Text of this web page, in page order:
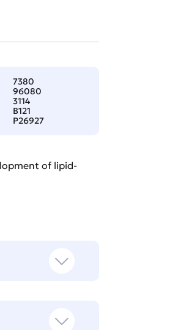
7380
96080
3114
B121
P26927
of lipid-